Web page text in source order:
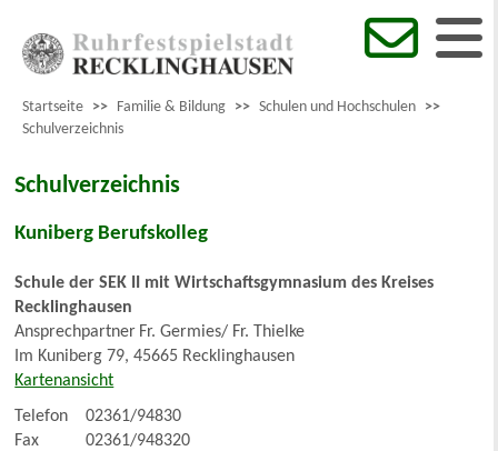
Startseite >> Familie & Bildung >> Schulen und Hochschulen >>
Schulverzeichnis
Schulverzeichnis
Kuniberg Berufskolleg
Schule der SEK II mit Wirtschaftsgymnasium des Kreises
Recklinghausen
Ansprechpartner Fr. Germies/ Fr. Thielke
Im Kuniberg 79, 45665 Recklinghausen
Kartenansicht
Telefon
02361/94830
Fax
02361/948320